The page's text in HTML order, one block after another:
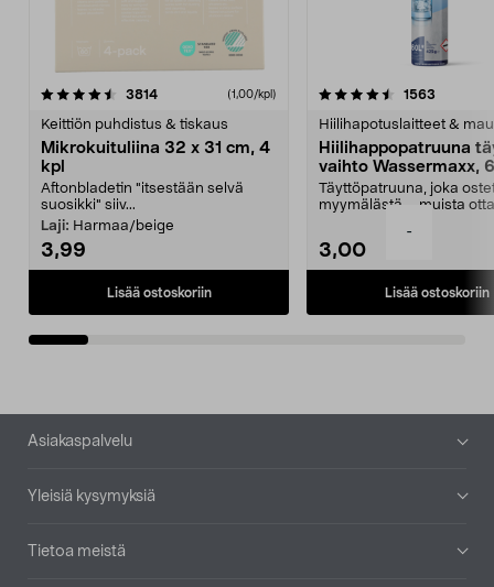
-
3814arvostelut (1,00/kpl)
Keittiön puhdistus & tiskaus
Mikrokuituliina 32 x 31 cm, 4
kpl
Aftonbladetin "itsestään selvä
suosikki" siiv...
Laji: Harmaa/beige
3,99
Lisää ostoskoriin
4.5viidestä
1563
Hiilihapotuslaitteet &
Hiilihappopatruuna
vaihto Wassermaxx,
Täyttöpatruuna, joka
myymälästä – muista
3,00
Lisää ostoskoriin
4.5viidestä
Alatunniste
Asiakaspalvelu
Yleisiä kysymyksiä
Tietoa meistä